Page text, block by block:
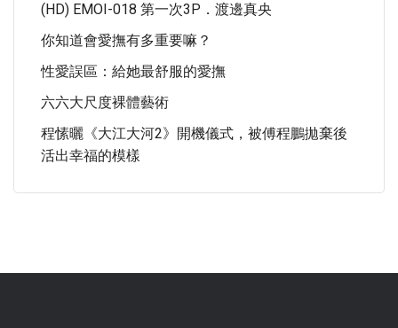
(HD) EMOI-018 第一次3P．渡邊真央
你知道會愛撫有多重要嘛？
性愛誤區：給她最舒服的愛撫
六六大尺度裸體藝術
程愫曬《大江大河2》開機儀式，被傅程鵬拋棄後
活出幸福的模樣